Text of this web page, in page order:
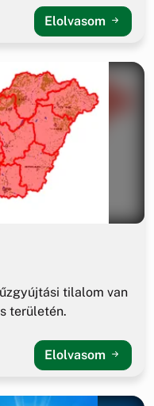
Elolvasom
tilalom van
területén.
Elolvasom